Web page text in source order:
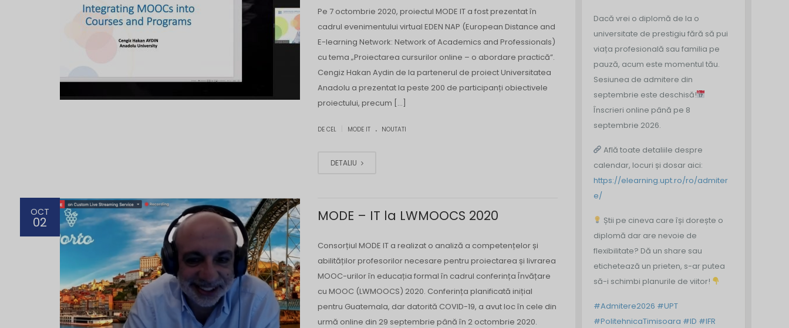
Pe 7 octombrie 2020, proiectul MODE IT a fost prezentat în
cadrul evenimentului virtual EDEN NAP (European Distance and
E-learning Network: Network of Academics and Professionals)
cu tema „Proiectarea cursurilor online – o abordare practică”.
Cengiz Hakan Aydin de la partenerul de proiect Universitatea
Anadolu a prezentat la peste 200 de participanți obiectivele
proiectului, precum […]
DE CEL MODE IT . NOUTATI
DETALIU
OCT
02 MODE – IT la LWMOOCS 2020
Consorțiul MODE IT a realizat o analiză a competențelor și
abilităților profesorilor necesare pentru proiectarea și livrarea
MOOC-urilor în educația formal în cadrul conferința Învățare
cu MOOC (LWMOOCS) 2020. Conferința planificată inițial
pentru Guatemala, dar datorită COVID-19, a avut loc în cele din
urmă online din 29 septembrie până în 2 octombrie 2020.
Dacă vrei o diplomă de la o
universitate de prestigiu fără să pui
viața profesională sau familia pe
pauză, acum este momentul tău.
Sesiunea de admitere din
septembrie este deschisă!
Înscrieri online până pe 8
septembrie 2026.
Află toate detaliile despre
calendar, locuri și dosar aici:
https://elearning.upt.ro/ro/admiter
e/
Știi pe cineva care își dorește o
diplomă dar are nevoie de
flexibilitate? Dă un share sau
etichetează un prieten, s-ar putea
să-i schimbi planurile de viitor!
#Admitere2026 #UPT
#PolitehnicaTimisoara #ID #IFR